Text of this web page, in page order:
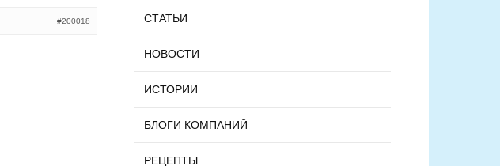
#200018 СТАТЬИ
НОВОСТИ
ИСТОРИИ
БЛОГИ КОМПАНИЙ
РЕЦЕПТЫ